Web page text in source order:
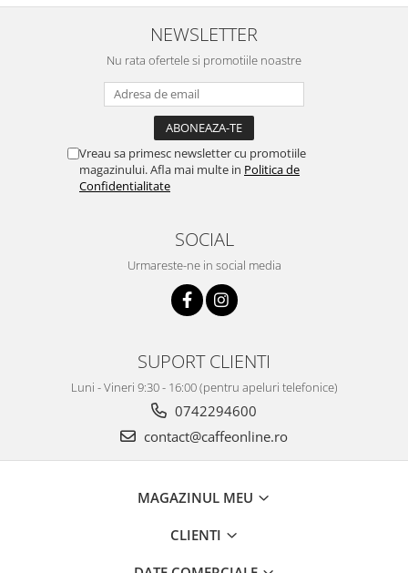
NEWSLETTER
Nu rata ofertele si promotiile noastre
Vreau sa primesc newsletter cu promotiile
magazinului. Afla mai multe in Politica de
Confidentialitate
SOCIAL
Urmareste-ne in social media
SUPORT CLIENTI
Luni - Vineri 9:30 - 16:00 (pentru apeluri telefonice)
0742294600
contact@caffeonline.ro
MAGAZINUL MEU
CLIENTI